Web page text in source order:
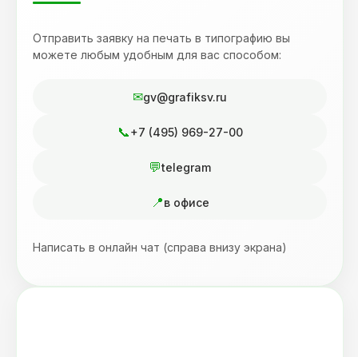
Отправить заявку на печать в типографию вы
можете любым удобным для вас способом:
gv@grafiksv.ru
+7 (495) 969-27-00
telegram
в офисе
Написать в онлайн чат (справа внизу экрана)